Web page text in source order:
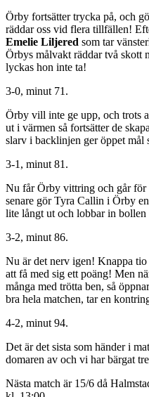
Örby fortsätter trycka på, och
räddar oss vid flera tillfällen!
Emelie Liljered som tar
Örbys målvakt räddar två skott
lyckas hon inte ta!
3-0, minut 71.
Örby vill inte ge upp, och trots
ut i värmen så fortsätter de
slarv i backlinjen ger öppet mål
3-1, minut 81.
Nu får Örby vittring och går
senare gör Tyra Callin i Örby
lite långt ut och lobbar in
3-2, minut 86.
Nu är det nerv igen! Knappa
att få med sig ett poäng! Men
många med trötta ben, så
bra hela matchen, tar en
4-2, minut 94.
Det är det sista som händer i
domaren av och vi har bärgat
Nästa match är 15/6 då